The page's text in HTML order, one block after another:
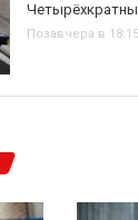
Позавчера в 18:15